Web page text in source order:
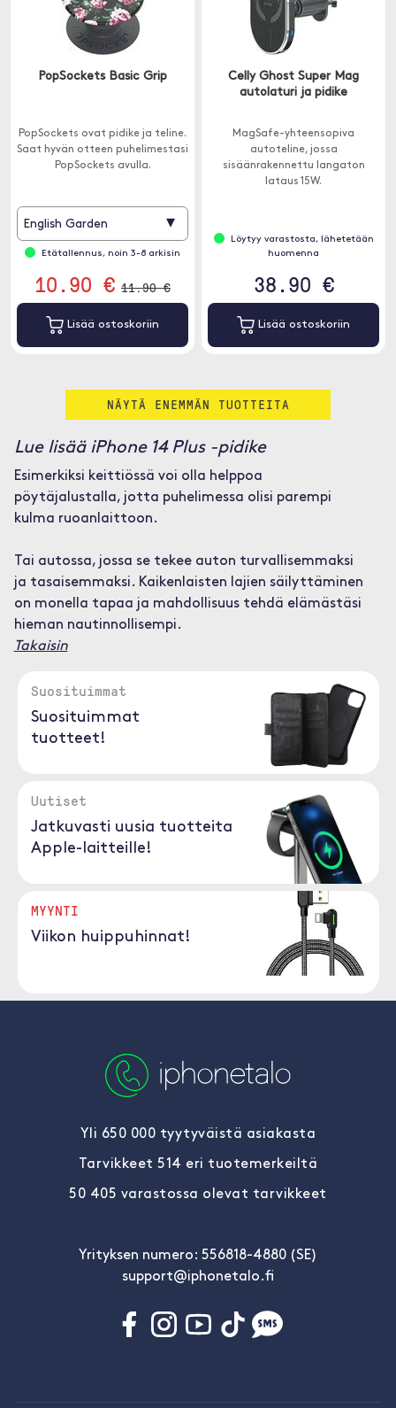
PopSockets Basic Grip
PopSockets ovat pidike ja teline.
Saat hyvän otteen puhelimestasi
PopSockets avulla.
English Garden ▾
Etätallennus, noin 3-8 arkisin
10.90 € 11.90 €
Lisää ostoskoriin
Celly Ghost Super Mag
autolaturi ja pidike
MagSafe-yhteensopiva
autoteline, jossa
sisäänrakennettu langaton
lataus 15W.
Löytyy varastosta, lähetetään
huomenna
38.90 €
Lisää ostoskoriin
NÄYTÄ ENEMMÄN TUOTTEITA
Lue lisää iPhone 14 Plus -pidike
Esimerkiksi keittiössä voi olla helppoa
pöytäjalustalla, jotta puhelimessa olisi parempi
kulma ruoanlaittoon.
Tai autossa, jossa se tekee auton turvallisemmaksi
ja tasaisemmaksi. Kaikenlaisten lajien säilyttäminen
on monella tapaa ja mahdollisuus tehdä elämästäsi
hieman nautinnollisempi.
Takaisin
Suosituimmat
Suosituimmat
tuotteet!
Uutiset
Jatkuvasti uusia tuotteita
Apple-laitteille!
MYYNTI
Viikon huippuhinnat!
Yli 650 000 tyytyväistä asiakasta
Tarvikkeet 514 eri tuotemerkeiltä
50 405 varastossa olevat tarvikkeet
Yrityksen numero: 556818-4880 (SE)
support@iphonetalo.fi